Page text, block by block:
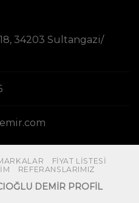
34203 Sultangazi/
FIYAT LISTESI
REFERANSLARIMIZ
DEMİR PROFİL